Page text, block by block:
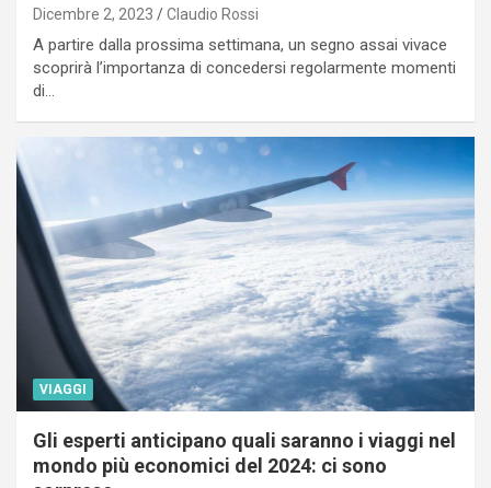
Dicembre 2, 2023 Claudio Rossi
A partire dalla prossima settimana, un segno assai vivace
scoprirà l’importanza di concedersi regolarmente momenti
di…
VIAGGI
Gli esperti anticipano quali saranno i viaggi nel
mondo più economici del 2024: ci sono